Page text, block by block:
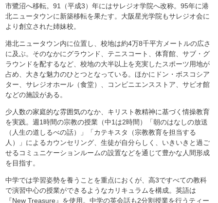
市鷺沼へ移転。91（平成3）年にはサレジオ学院へ改称。95年に港
北ニュータウンに新築移転を果たす。大阪星光学院もサレジオ会に
より創立された姉妹校。
港北ニュータウン内に位置し、校地は約4万8千平方メートルの広さ
に及ぶ。そのなかにグラウンド、テニスコート、体育館、サブ・グ
ラウンドを配するなど、校地の大半以上を充実したスポーツ用地が
占め、大きな魅力のひとつとなっている。ほかにドン・ボスコシア
ター、サレジオホール（食堂）、コンビニエンスストア、サビオ館
などの施設がある。
少人数の家庭的な雰囲気のなか、キリスト教精神に基づく情操教育
を実践。週1時間の宗教の授業（中1は2時間）「朝のはなしの放送
（人生の道しるべの話）」「カテキスタ（宗教教育を担当する
人）」によるカウンセリング、生徒が自分らしく、いきいきと過ご
せるコミュニケーションルームの設置などを通じて豊かな人間形成
を目指す。
中学では学習姿勢を養うことを重点におくが、高3ですべての教科
で演習中心の授業ができるようなカリキュラムを構成。英語は
『New Treasure』を使用。中学の英会話も2分割授業を行うティー